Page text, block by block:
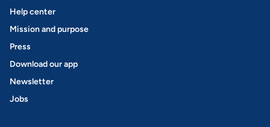
Help center
Mission and purpose
Press
Download our app
Newsletter
Jobs